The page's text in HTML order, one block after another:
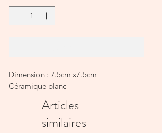
Dimension : 7.5cm x7.5cm
Céramique blanc
Articles
similaires